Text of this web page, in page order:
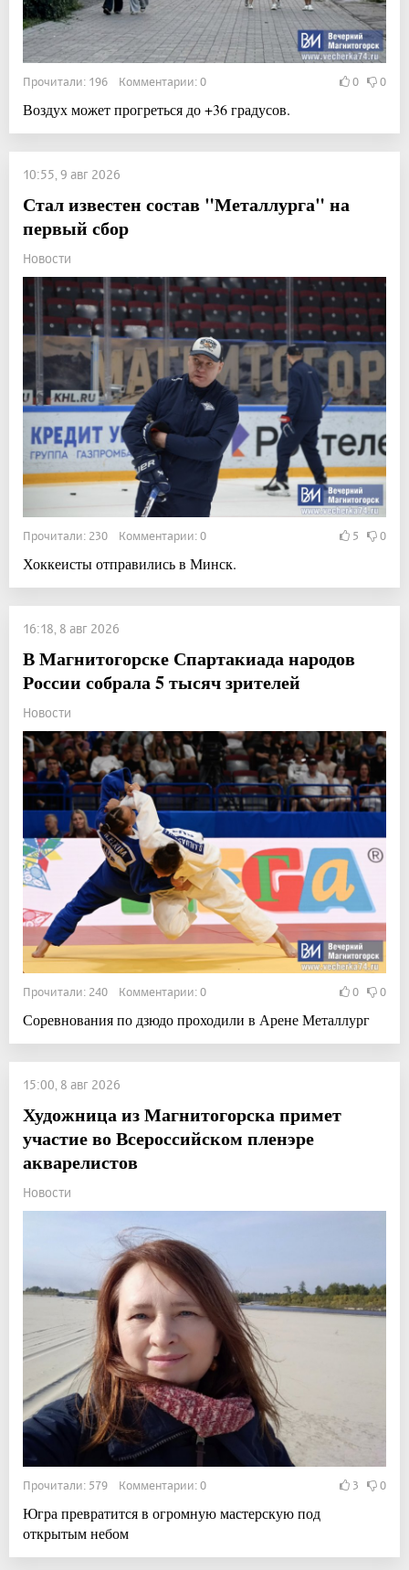
Прочитали: 196 Комментарии: 0 0 0
Воздух может прогреться до +36 градусов.
10:55, 9 авг 2026
Стал известен состав "Металлурга" на
первый сбор
Новости
Прочитали: 230 Комментарии: 0 5 0
Хоккеисты отправились в Минск.
16:18, 8 авг 2026
В Магнитогорске Спартакиада народов
России собрала 5 тысяч зрителей
Новости
Прочитали: 240 Комментарии: 0 0 0
Соревнования по дзюдо проходили в Арене Металлург
15:00, 8 авг 2026
Художница из Магнитогорска примет
участие во Всероссийском пленэре
акварелистов
Новости
Прочитали: 579 Комментарии: 0 3 0
Югра превратится в огромную мастерскую под
открытым небом